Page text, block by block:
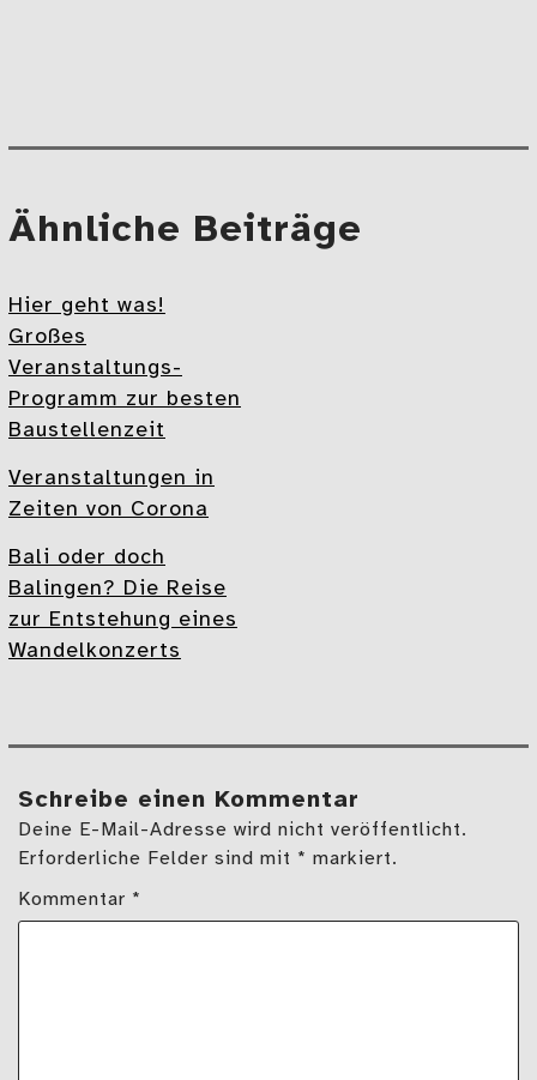
Mehr
Ähnliche Beiträge
Hier geht was!
Großes
Veranstaltungs-
Programm zur besten
Baustellenzeit
Veranstaltungen in
Zeiten von Corona
Bali oder doch
Balingen? Die Reise
zur Entstehung eines
Wandelkonzerts
Schreibe einen Kommentar
Deine E-Mail-Adresse wird nicht veröffentlicht.
Erforderliche Felder sind mit * markiert.
Kommentar *